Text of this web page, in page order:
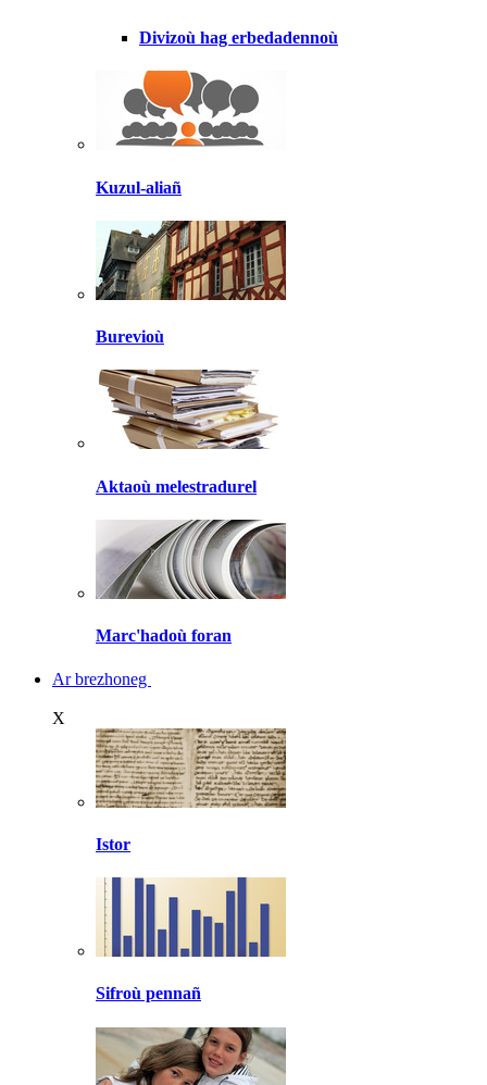
Divizoù hag erbedadennoù
Kuzul-aliañ
Burevioù
Aktaoù melestradurel
Marc'hadoù foran
Ar brezhoneg
X
Istor
Sifroù pennañ